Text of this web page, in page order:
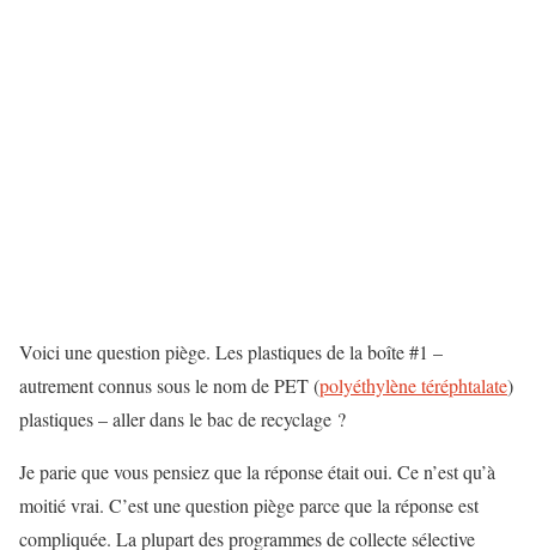
Voici une question piège. Les plastiques de la boîte #1 –
autrement connus sous le nom de PET (polyéthylène téréphtalate)
plastiques – aller dans le bac de recyclage ?
Je parie que vous pensiez que la réponse était oui. Ce n’est qu’à
moitié vrai. C’est une question piège parce que la réponse est
compliquée. La plupart des programmes de collecte sélective